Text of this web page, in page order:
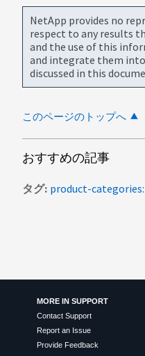
NetApp provides no
respect to any results
and the use of this
and integrate them
discussed in this
このページのトップへ
おすすめの記事
タグ product-
MORE IN SUPPORT
Contact Support
Report an Issue
Provide Feedback